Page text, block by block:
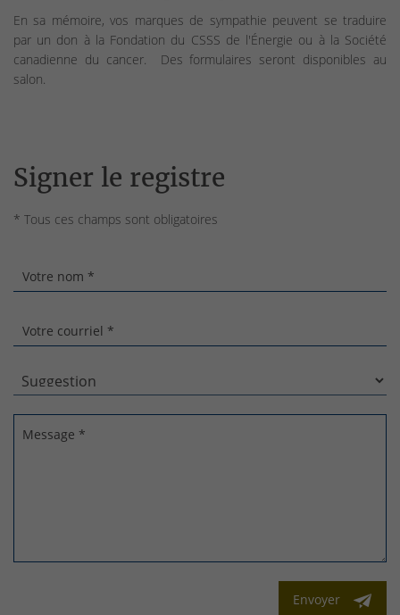
En sa mémoire, vos marques de sympathie peuvent se traduire
par un don à la Fondation du CSSS de l'Énergie ou à la Société
canadienne du cancer. Des formulaires seront disponibles au
salon.
Signer le registre
* Tous ces champs sont obligatoires
Votre nom *
Votre courriel *
Message *
Envoyer